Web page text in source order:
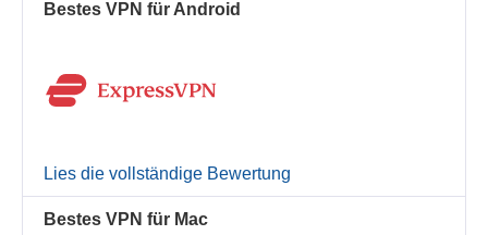
Bestes VPN für Android
Lies die vollständige Bewertung
Bestes VPN für Mac